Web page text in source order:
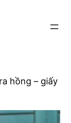
hồng – giấy